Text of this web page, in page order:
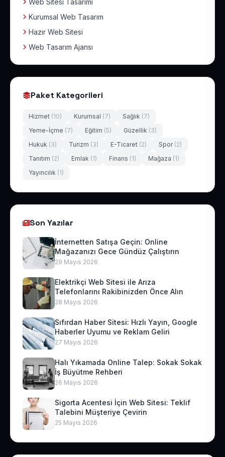
Web Sitesi Tasarımı
Kurumsal Web Tasarım
Hazır Web Sitesi
Web Tasarım Ajansı
Paket Kategorileri
Hizmet (10) Kurumsal (7) Sağlık (7)
Yeme-İçme (7) Eğitim (5) Güzellik (3)
Hukuk (3) Turizm (3) E-Ticaret (2) Spor (2)
Tanıtım (2) Emlak (1) Finans (1) Mağaza (1)
Yayıncılık (1)
Son Yazılar
İnternetten Satışa Geçin: Online
Mağazanızı Gece Gündüz Çalıştırın
29 Mayıs 2026
Elektrikçi Web Sitesi ile Arıza
Telefonlarını Rakibinizden Önce Alın
28 Mayıs 2026
Sıfırdan Haber Sitesi: Hızlı Yayın, Google
Haberler Uyumu ve Reklam Geliri
27 Mayıs 2026
Halı Yıkamada Online Talep: Sokak Sokak
İş Büyütme Rehberi
26 Mayıs 2026
Sigorta Acentesi İçin Web Sitesi: Teklif
Talebini Müşteriye Çevirin
25 Mayıs 2026